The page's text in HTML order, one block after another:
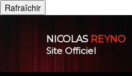
NICOLAS REYNO
Site Officiel